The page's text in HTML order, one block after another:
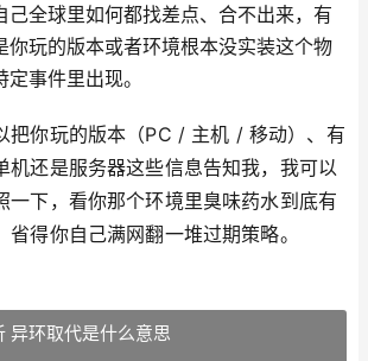
己全球里如何都找差点、合不出来，有
你玩的版本或者环境根本没实装这个物
事件里出现。
把你玩的版本（PC / 主机 / 移动）、有
机还是服务器这些信息告知我，我可以
一下，看你那个环境里臭味药水到底有
得你自己满网翻一堆过期策略。
异环取代是什么意思